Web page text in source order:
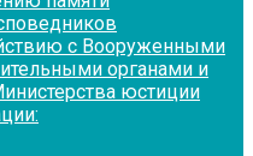
с Вооруженными
органами и
юстиции